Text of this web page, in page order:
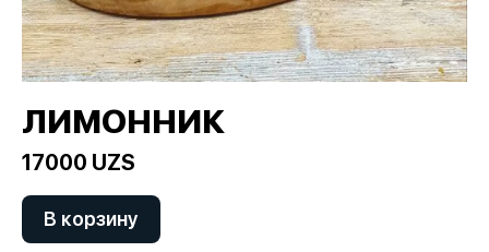
ЛИМОННИК
17000 UZS
В корзину